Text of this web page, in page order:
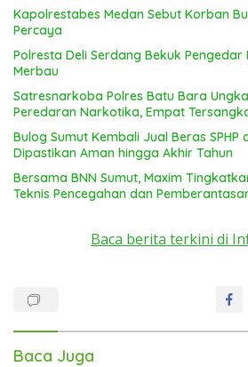
Kapolrestabes Medan Sebut Korban
Percaya
Polresta Deli Serdang Bekuk
Merbau
Satresnarkoba Polres Batu Bara
Peredaran Narkotika, Empat
Bulog Sumut Kembali Jual Beras SPHP
Dipastikan Aman hingga Akhir Tahun
Bersama BNN Sumut, Maxim
Teknis Pencegahan dan
Baca berita terkini di
Baca Juga